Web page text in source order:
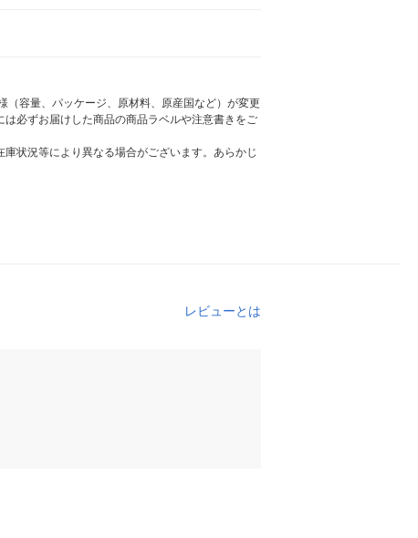
容量、パッケージ、原材料、原産国など）が変更
必ずお届けした商品の商品ラベルや注意書きをご
状況等により異なる場合がございます。あらかじ
レビューとは